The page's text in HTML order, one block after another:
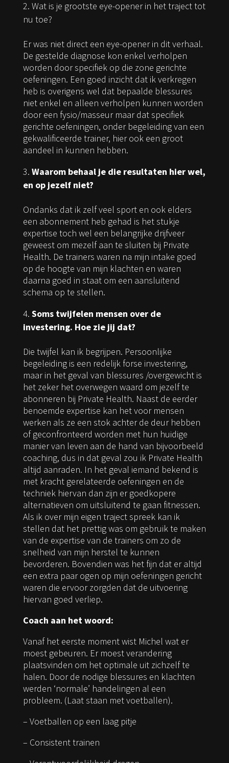
Wat is je grootste eye-opener in het traject tot
nu toe?
Er was niet direct een eye-opener in dit verhaal.
De gestelde diagnose kon enkel verholpen
worden door specifiek op die zone gerichte
oefeningen. Een goed inzicht dat ik verkregen
heb is overigens wel dat bepaalde blessures
niet enkel en alleen verholpen kunnen worden
door een fysio/masseur maar dat specifiek
gerichte oefeningen, onder begeleiding van een
gekwalificeerde trainer, hier ook een groot
aandeel in kunnen hebben.
Waarom behaal je die resultaten hier wel,
en op jezelf niet?
Ondanks dat ik zelf veel sport en ook elders
een abonnement heb gehad is het stukje
expertise toch wel een belangrijke drijfveer
geweest om mezelf aan te sluiten bij Private
Health. De trainers waren na mijn intake goed
op de hoogte van mijn klachten en waren
daarna goed in staat om een aansluitend
schema op te stellen.
Soms twijfelen mensen over de
investering. Hoe zie jij dat?
Die twijfel kan ik begrijpen. Persoonlijke
begeleiding is een redelijk forse investering,
maar in het geval van blessures /overgewicht is
het zeker het overwegen waard om jezelf te
abonneren bij Private Health. Naast de eerder
benoemde expertise kan het voor mensen
werken als ze een stok achter de deur hebben
of geconfronteerd worden met hun huidige
manier van leven aan de hand van bijvoorbeeld
coaching, dus in dat geval zou ik Private Health
altijd aanraden. In het geval iemand bekend is
met kracht gerelateerde oefeningen en de
techniek hiervan dan zijn er goedkopere
alternatieven om uitsluitend te gaan fitnessen.
Als ik over mijn eigen traject spreek kan ik
stellen dat het prettig was om gebruik te maken
van de expertise van de trainers om zo de
snelheid van mijn herstel te kunnen
bevorderen. Bovendien was het fijn dat er altijd
een extra paar ogen op mijn oefeningen gericht
waren die ervoor zorgden dat de uitvoering
hiervan goed verliep.
Coach aan het woord:
Vanaf het eerste moment wist Michel wat er
moest gebeuren. Er moest verandering
plaatsvinden om het optimale uit zichzelf te
halen. Door de nodige blessures en klachten
werden ‘normale’ handelingen al een
probleem. (Laat staan met voetballen).
– Voetballen op een laag pitje
– Consistent trainen